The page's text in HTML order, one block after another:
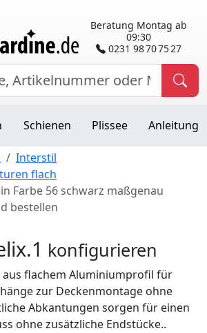
Beratung Montag ab
09:30
0231 98 70 75 27
Schienen Plissee Anleitung
Interstil
flach
Farbe 56 schwarz maßgenau
bestellen
konfigurieren
flachem Aluminiumprofil für
zur Deckenmontage ohne
Abkantungen sorgen für einen
ohne zusätzliche Endstücke..